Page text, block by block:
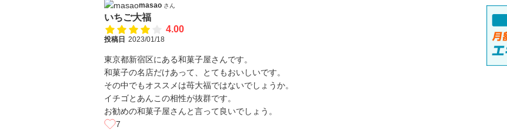
masao さん
いちご大福
4.00
投稿日 2023/01/18
東京都新宿区にある和菓子屋さんです。
和菓子の名店だけあって、とてもおいしいです。
その中でもオススメは苺大福ではないでしょうか。
イチゴとあんこの相性が抜群です。
お勧めの和菓子屋さんと言って良いでしょう。
7